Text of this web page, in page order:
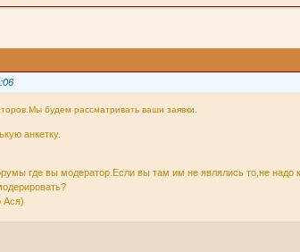
будем рассматривать ваши заявки.
анкетку.
где вы модератор.Если вы там им не являлись то,не надо
Ася)